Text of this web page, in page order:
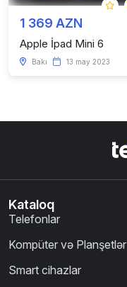
1 369 AZN
Apple İpad Mini 6
Bakı 13 may 2023
Kataloq
Telefonlar
Kompüter və Planşetlər
Smart cihazlar